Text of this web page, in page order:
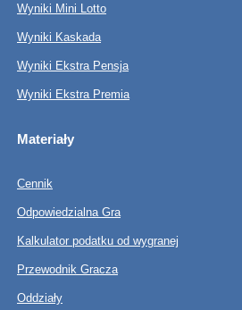
Wyniki Mini Lotto
Wyniki Kaskada
Wyniki Ekstra Pensja
Wyniki Ekstra Premia
Materiały
Cennik
Odpowiedzialna Gra
Kalkulator podatku od wygranej
Przewodnik Gracza
Oddziały